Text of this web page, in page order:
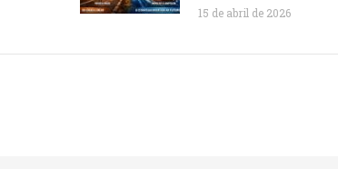
15 de abril de 2026